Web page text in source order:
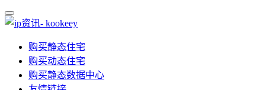
购买静态住宅
购买动态住宅
购买静态数据中心